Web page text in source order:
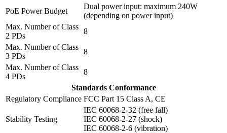
PoE Power Budget
Dual power input: maximum 240W
(depending on power input)
Max. Number of Class
2 PDs
8
Max. Number of Class
3 PDs
8
Max. Number of Class
4 PDs
8
Standards Conformance
Regulatory Compliance FCC Part 15 Class A, CE
Stability Testing
IEC 60068-2-32 (free fall)
IEC 60068-2-27 (shock)
IEC 60068-2-6 (vibration)